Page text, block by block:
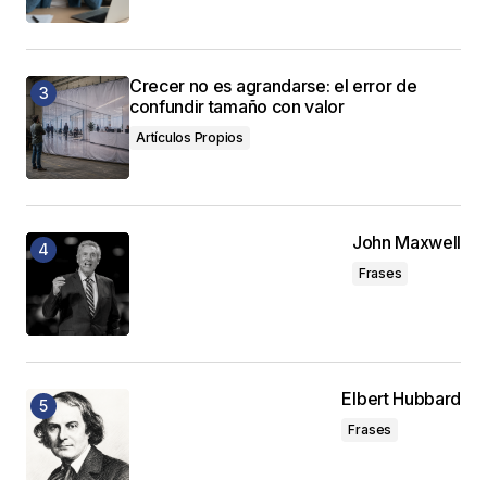
Crecer no es agrandarse: el error de
confundir tamaño con valor
Artículos Propios
John Maxwell
Frases
Elbert Hubbard
Frases